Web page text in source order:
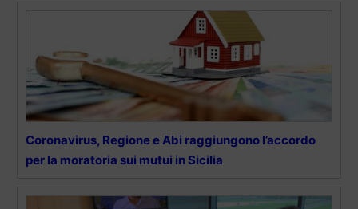
Coronavirus, Regione e Abi raggiungono l’accordo
per la moratoria sui mutui in Sicilia